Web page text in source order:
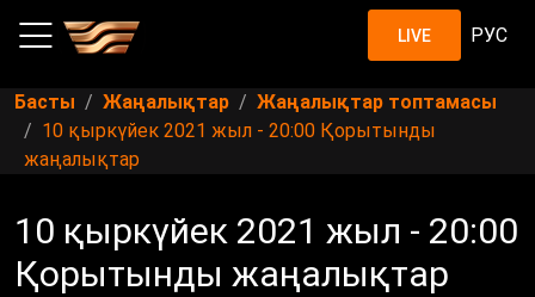
LIVE РУС
Басты Жаңалықтар
Жаңалықтар топтамасы
10 қыркүйек 2021 жыл - 20:00 Қорытынды
жаңалықтар
10 қыркүйек 2021 жыл - 20:00
Қорытынды жаңалықтар